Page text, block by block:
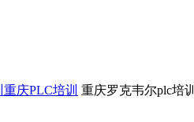
重庆PLC培训 重庆罗克韦尔plc培训